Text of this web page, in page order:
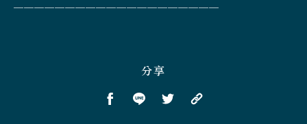
────────────────────
分享